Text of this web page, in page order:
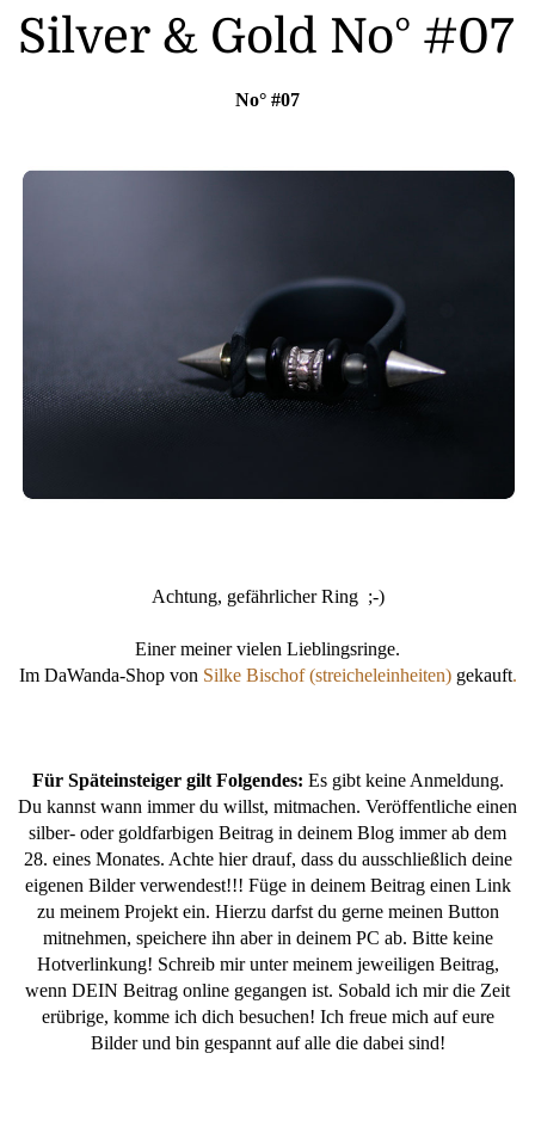
Silver & Gold No° #07
No° #07
Achtung, gefährlicher Ring ;-)
Einer meiner vielen Lieblingsringe.
Im DaWanda-Shop von Silke Bischof (streicheleinheiten)gekauft.
Für Späteinsteiger gilt Folgendes: Es gibt keine Anmeldung.
Du kannst wann immer du willst, mitmachen. Veröffentliche einen
silber- oder goldfarbigen Beitrag in deinem Blog immer ab dem
28. eines Monates. Achte hier drauf, dass du ausschließlich deine
eigenen Bilder verwendest!!! Füge in deinem Beitrag einen Link
zu meinem Projekt ein. Hierzu darfst du gerne meinen Button
mitnehmen, speichere ihn aber in deinem PC ab. Bitte keine
Hotverlinkung! Schreib mir unter meinem jeweiligen Beitrag,
wenn DEIN Beitrag online gegangen ist. Sobald ich mir die Zeit
erübrige, komme ich dich besuchen! Ich freue mich auf eure
Bilder und bin gespannt auf alle die dabei sind!